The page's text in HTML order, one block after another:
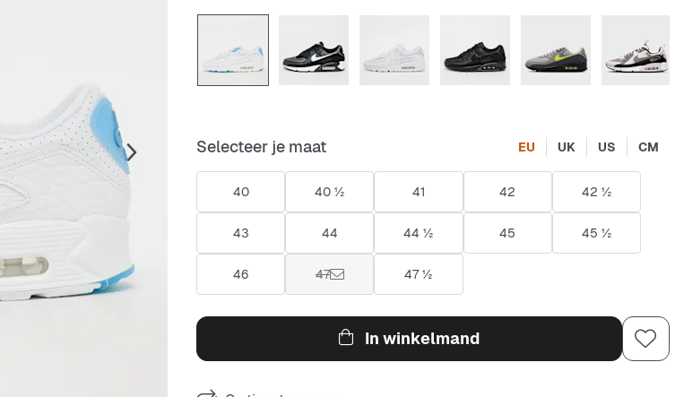
Selecteer je maat EU UK US CM
40 40 ½ 41 42 42 ½
43 44 44 ½ 45 45 ½
46 47 47 ½
In winkelmand